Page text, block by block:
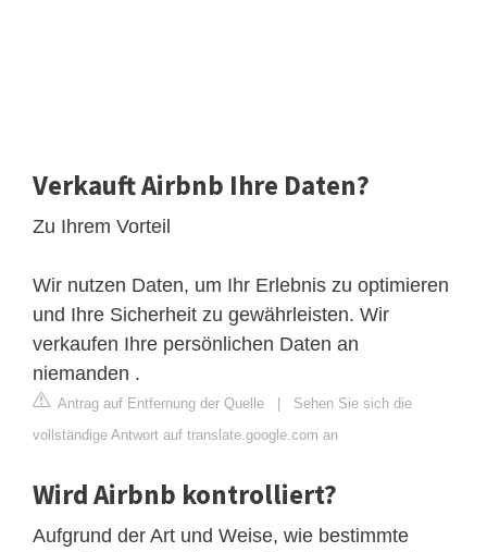
Verkauft Airbnb Ihre Daten?
Zu Ihrem Vorteil
Wir nutzen Daten, um Ihr Erlebnis zu optimieren
und Ihre Sicherheit zu gewährleisten. Wir
verkaufen Ihre persönlichen Daten an
niemanden .
Antrag auf Entfernung der Quelle | Sehen Sie sich die
vollständige Antwort auf translate.google.com an
Wird Airbnb kontrolliert?
Aufgrund der Art und Weise, wie bestimmte